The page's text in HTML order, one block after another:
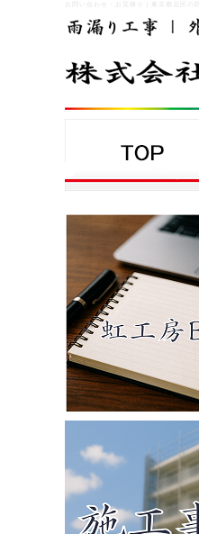
お問い合わせ・お見積り 東京都北区の